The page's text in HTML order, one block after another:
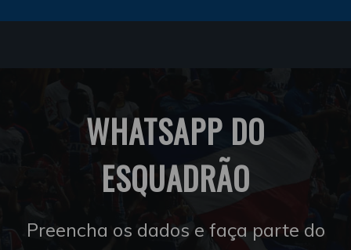
WHATSAPP DO
ESQUADRÃO
Preencha os dados e faça parte do